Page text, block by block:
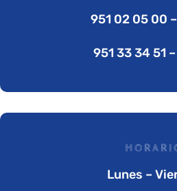
951 02 05 00
951 33 34 51
Lunes –